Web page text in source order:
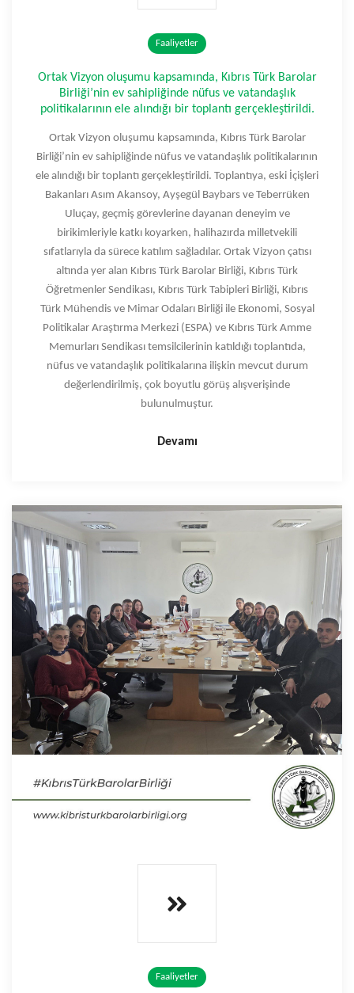
Faaliyetler
Ortak Vizyon oluşumu kapsamında, Kıbrıs Türk Barolar
Birliği’nin ev sahipliğinde nüfus ve vatandaşlık
politikalarının ele alındığı bir toplantı gerçekleştirildi.
Ortak Vizyon oluşumu kapsamında, Kıbrıs Türk Barolar
Birliği’nin ev sahipliğinde nüfus ve vatandaşlık politikalarının
ele alındığı bir toplantı gerçekleştirildi. Toplantıya, eski İçişleri
Bakanları Asım Akansoy, Ayşegül Baybars ve Teberrüken
Uluçay, geçmiş görevlerine dayanan deneyim ve
birikimleriyle katkı koyarken, halihazırda milletvekili
sıfatlarıyla da sürece katılım sağladılar. Ortak Vizyon çatısı
altında yer alan Kıbrıs Türk Barolar Birliği, Kıbrıs Türk
Öğretmenler Sendikası, Kıbrıs Türk Tabipleri Birliği, Kıbrıs
Türk Mühendis ve Mimar Odaları Birliği ile Ekonomi, Sosyal
Politikalar Araştırma Merkezi (ESPA) ve Kıbrıs Türk Amme
Memurları Sendikası temsilcilerinin katıldığı toplantıda,
nüfus ve vatandaşlık politikalarına ilişkin mevcut durum
değerlendirilmiş, çok boyutlu görüş alışverişinde
bulunulmuştur.
Devamı
Faaliyetler